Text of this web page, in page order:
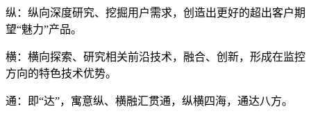
纵：纵向深度研究、挖掘用户需求，创造出更好的超出客户期
望“魅力”产品。
横：横向探索、研究相关前沿技术，融合、创新，形成在监控
方向的特色技术优势。
通：即“达”，寓意纵、横融汇贯通，纵横四海，通达八方。